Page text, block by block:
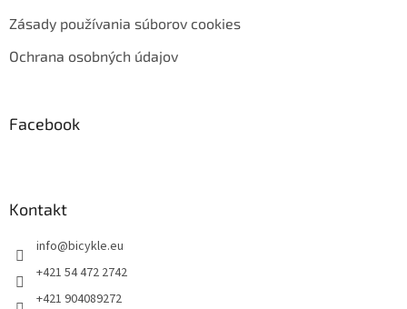
Zásady používania súborov cookies
Ochrana osobných údajov
Facebook
Kontakt
info@bicykle.eu
+421 54 472 2742
+421 904089272